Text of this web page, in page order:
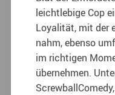
leichtlebige Cop
Loyalität, mit der
nahm, ebenso
im richtigen
übernehmen.